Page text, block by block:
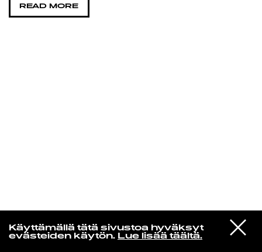
Käyttämällä tätä sivustoa hyväksyt
evästeiden käytön. Lue lisää täältä.
VIESTI
STUDIOON
Mariya Takeuchi
シェットランドに頬をうずめて
KIRJAUDU SISÄÄN
READ MORE